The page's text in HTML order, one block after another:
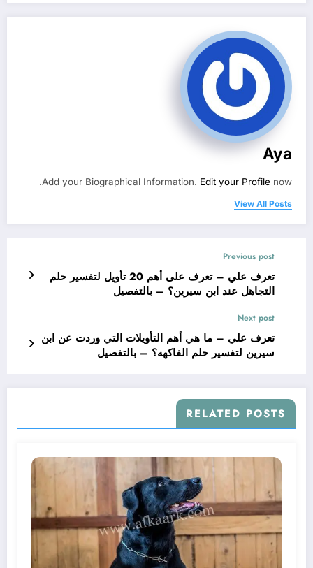
Aya
Add your Biographical Information. Edit your Profile now.
View All Posts
Previous post
تعرف علي – تعرف على أهم 20 تأويل لتفسير حلم
التجاهل عند ابن سيرين؟ – بالتفصيل
Next post
تعرف علي – ما هي أهم التأويلات التي وردت عن ابن
سيرين لتفسير حلم الفاكهه؟ – بالتفصيل
RELATED POSTS